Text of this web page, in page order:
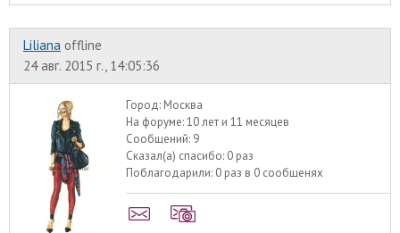
Liliana offline
24 авг. 2015 г., 14:05:36
Город: Москва
На форуме:10 лет и 11 месяцев
Сообщений: 9
Сказал(а) спасибо: 0 раз
Поблагодарили: 0 раз в 0 сообщенях